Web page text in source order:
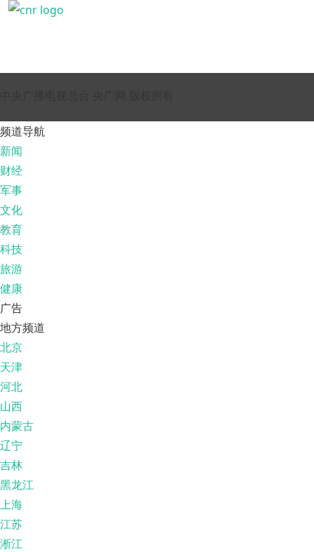
频道导航
新闻
财经
军事
文化
教育
科技
旅游
健康
广告
地方频道
北京
天津
河北
山西
内蒙古
辽宁
吉林
黑龙江
上海
江苏
淅江